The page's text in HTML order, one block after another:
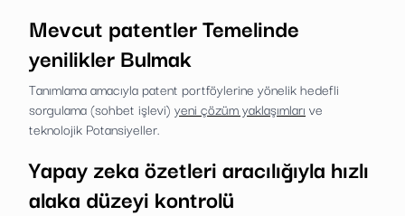
Mevcut patentler Temelinde
yenilikler Bulmak
Tanımlama amacıyla patent portföylerine yönelik hedefli
sorgulama (sohbet işlevi) yeni çözüm yaklaşımları ve
teknolojik Potansiyeller.
Yapay zeka özetleri aracılığıyla hızlı
alaka düzeyi kontrolü